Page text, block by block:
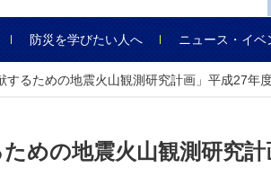
防災を学びたい人へ ニュース・イベ
するための地震火山観測研究計画」平成27年
ための地震火山観測研究